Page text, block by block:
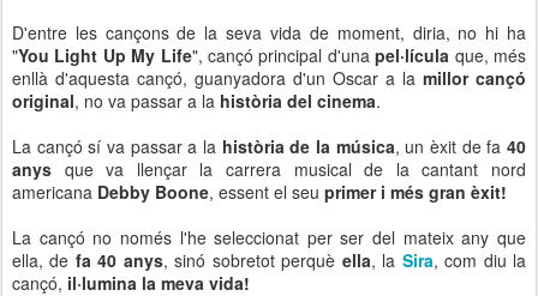
D'entre les cançons de la seva vida de moment, diria, no hi ha
"You Light Up My Life", cançó principal d'unapel·lícula que, més
enllà d'aquesta cançó, guanyadora d'un Oscar a la millor cançó
original, no va passar a la història del cinema.
La cançó sí va passar a la història de la música, un èxit de fa40
anys que va llençar la carrera musical de la cantant nord
americana Debby Boone, essent el seu primer i més gran èxit!
La cançó no només l'he seleccionat per ser del mateix any que
ella, de fa 40 anys, sinó sobretot perquè ella, la Sira, com diu la
cançó, il·lumina la meva vida!